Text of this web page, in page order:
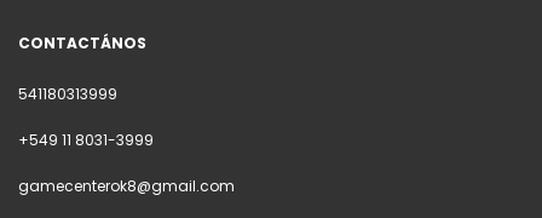
CONTACTÁNOS
541180313999
+549 11 8031-3999
gamecenterok8@gmail.com